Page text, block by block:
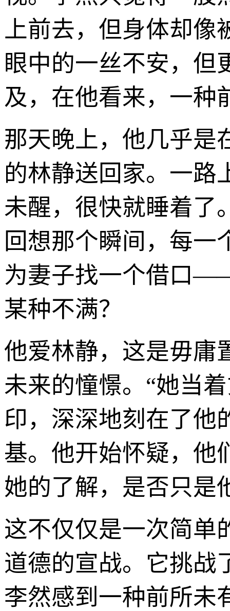
上前去，但身体却像
眼中的一丝不安，但
及，在他看来，一种
那天晚上，他几乎是
的林静送回家。一路
未醒，很快就睡着了
回想那个瞬间，每一
为妻子找一个借口
某种不满？
他爱林静，这是毋庸
未来的憧憬。“她当
印，深深地刻在了他
基。他开始怀疑，他
她的了解，是否只是
这不仅仅是一次简单
道德的宣战。它挑
李然感到一种前所未